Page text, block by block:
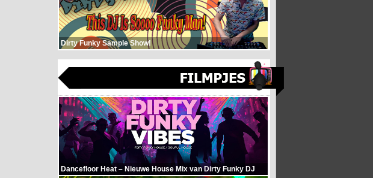
Dirty Funky Sample Show!
Dancefloor Heat – Nieuwe House Mix van Dirty Funky DJ